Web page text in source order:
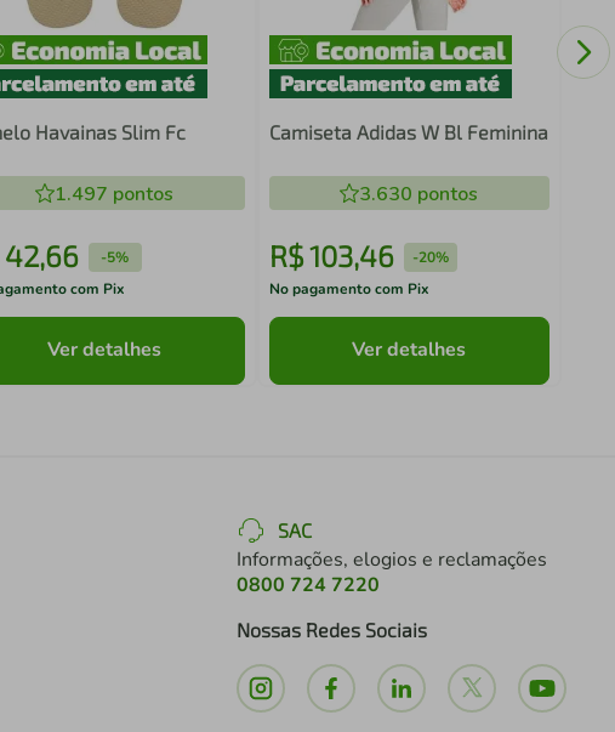
Havainas Slim Fc
1.497 pontos
42,66 -5%
com Pix
Ver detalhes
Camiseta Adidas W Bl Feminina
3.630 pontos
R$103,46 -20%
No pagamento com Pix
Ver detalhes
SAC
Informações, elogios e reclamações
0800 724 7220
Nossas Redes Sociais